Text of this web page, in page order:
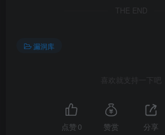
THE END
漏洞库
喜欢就支持一下吧
点赞 0 赞赏 分享